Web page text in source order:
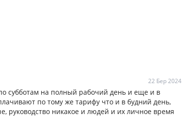
22 Бер 2024
субботам на полный рабочий день и еще и в
по тому же тарифу что и в будний день,
руководство никакое и людей и их личное время